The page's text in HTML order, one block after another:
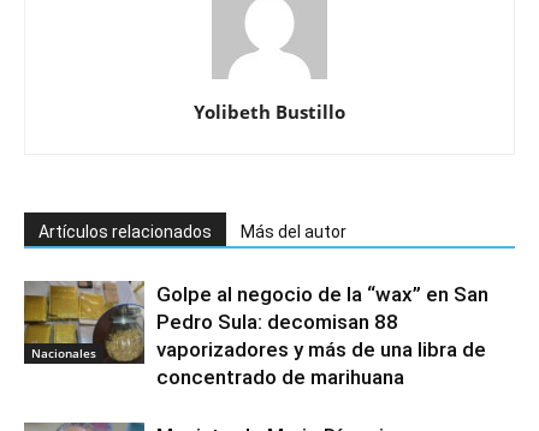
Yolibeth Bustillo
Artículos relacionados Más del autor
Nacionales
Golpe al negocio de la “wax” en San
Pedro Sula: decomisan 88
vaporizadores y más de una libra de
concentrado de marihuana